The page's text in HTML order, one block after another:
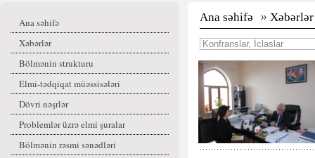
Ana səhifə
Xəbərlər
Bölmənin strukturu
Elmi-tədqiqat müəssisələri
Dövri nəşrlər
Problemlər üzrə elmi şuralar
Bölmənin rəsmi sənədləri
Ana səhifə Xəbərlər